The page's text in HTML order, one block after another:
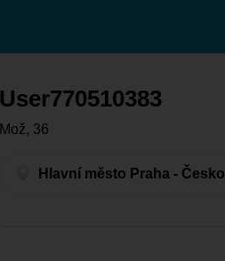
User770510383
Mož, 36
Hlavní město Praha - Česko